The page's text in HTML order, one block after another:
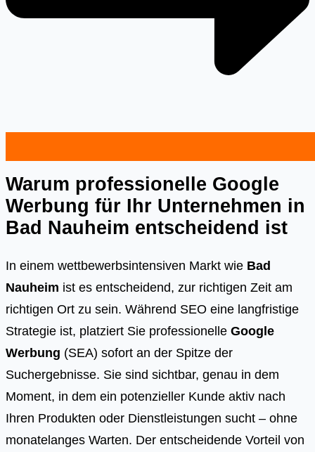
Warum professionelle Google
Werbung für Ihr Unternehmen in
Bad Nauheim entscheidend ist
In einem wettbewerbsintensiven Markt wie Bad
Nauheim ist es entscheidend, zur richtigen Zeit am
richtigen Ort zu sein. Während SEO eine langfristige
Strategie ist, platziert Sie professionelle Google
Werbung (SEA) sofort an der Spitze der
Suchergebnisse. Sie sind sichtbar, genau in dem
Moment, in dem ein potenzieller Kunde aktiv nach
Ihren Produkten oder Dienstleistungen sucht – ohne
monatelanges Warten. Der entscheidende Vorteil von